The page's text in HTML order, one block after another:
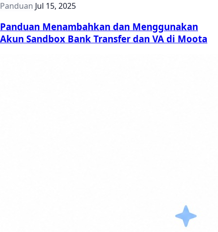
Panduan Jul 15, 2025
Panduan Menambahkan dan Menggunakan
Akun Sandbox Bank Transfer dan VA di Moota